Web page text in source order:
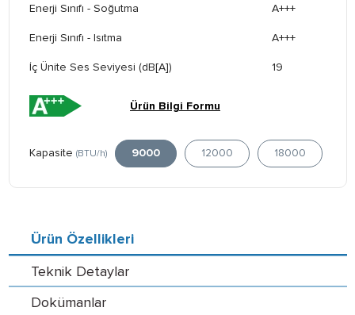
Enerji Sınıfı - Soğutma A+++
Enerji Sınıfı - Isıtma A+++
İç Ünite Ses Seviyesi (dB[A]) 19
Ürün Bilgi Formu
Kapasite (BTU/h) 9000 12000 18000
Ürün Özellikleri
Teknik Detaylar
Dokümanlar